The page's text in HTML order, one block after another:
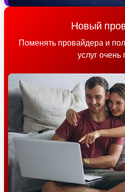
Новый
Поменять провайдера и
услуг очень